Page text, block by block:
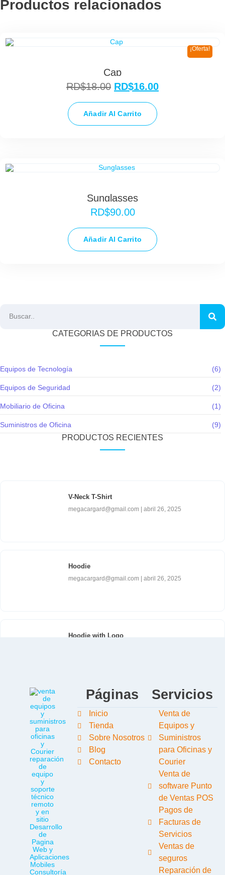
Productos relacionados
¡Oferta!
Cap
RD$18.00 RD$16.00
Añadir Al Carrito
Sunglasses
RD$90.00
Añadir Al Carrito
CATEGORIAS DE PRODUCTOS
Equipos de Tecnología (6)
Equipos de Seguridad (2)
Mobiliario de Oficina (1)
Suministros de Oficina (9)
PRODUCTOS RECIENTES
V-Neck T-Shirt
megacargard@gmail.com abril 26, 2025
Hoodie
megacargard@gmail.com abril 26, 2025
Hoodie with Logo
Páginas
Inicio
Tienda
Sobre Nosotros
Blog
Contacto
Servicios
Venta de
Equipos y
Suministros
para Oficinas y
Courier
Venta de
software Punto
de Ventas POS
Pagos de
Facturas de
Servicios
Ventas de
seguros
Reparación de